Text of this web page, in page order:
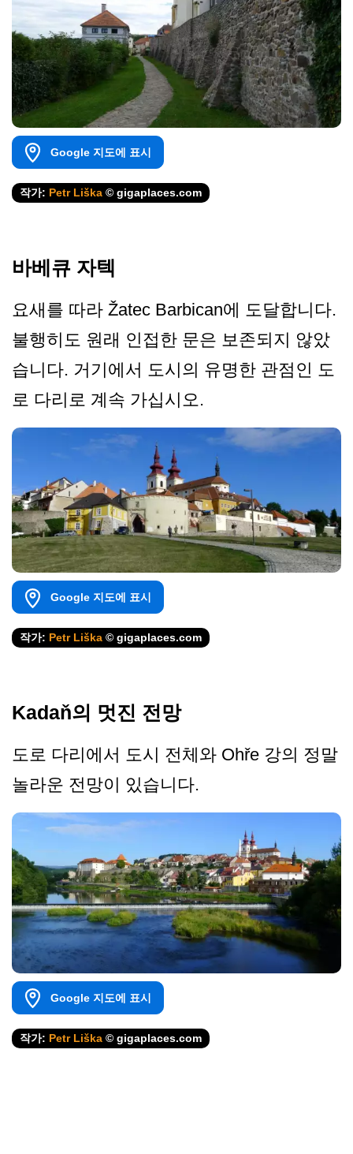
Google 지도에 표시
작가: Petr Liška © gigaplaces.com
바베큐 자텍
요새를 따라 Žatec Barbican에 도달합니다.
불행히도 원래 인접한 문은 보존되지 않았
습니다. 거기에서 도시의 유명한 관점인 도
로 다리로 계속 가십시오.
Google 지도에 표시
작가: Petr Liška © gigaplaces.com
Kadaň의 멋진 전망
도로 다리에서 도시 전체와 Ohře 강의 정말
놀라운 전망이 있습니다.
Google 지도에 표시
작가: Petr Liška © gigaplaces.com